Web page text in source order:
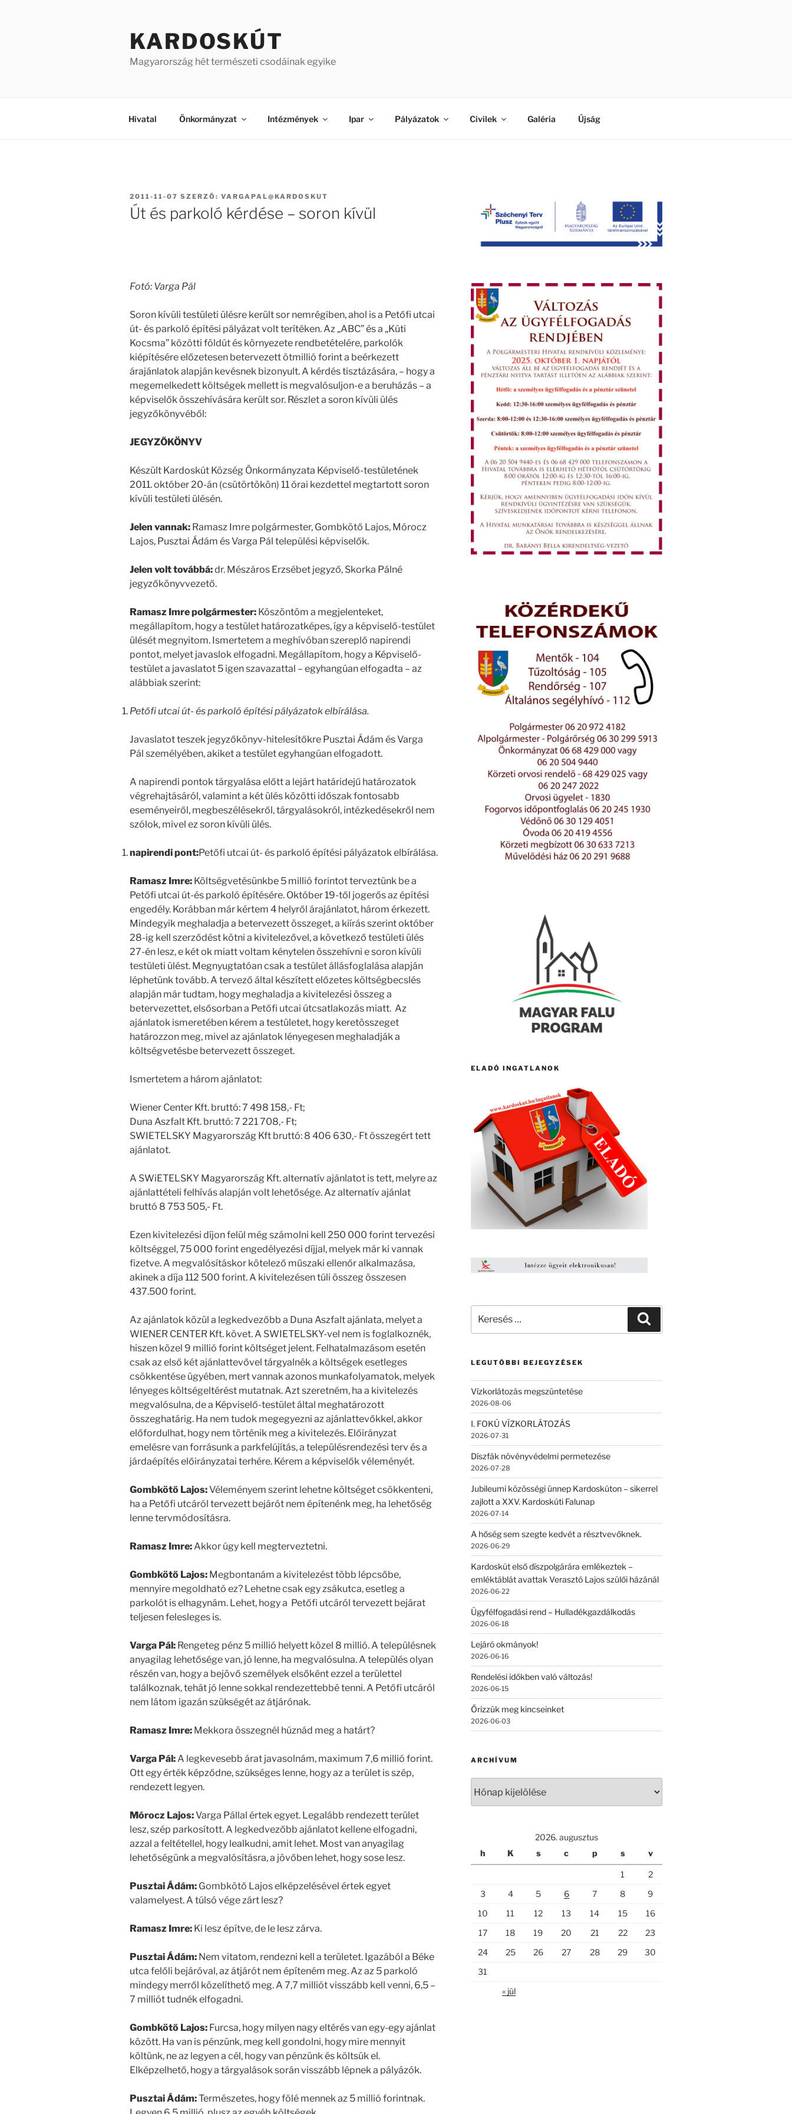
KARDOSKÚT
Magyarország hét természeti csodáinak egyike
Hivatal Önkormányzat Intézmények Ipar Pályázatok Civilek Galéria Újság
BEKÜLDVE:
2011-11-07 SZERZŐ: VARGAPAL@KARDOSKUT
Út és parkoló kérdése – soron kívül
Fotó: Varga Pál
Soron kívüli testületi ülésre került sor nemrégiben, ahol is a Petőfi utcai
út- és parkoló építési pályázat volt terítéken. Az „ABC” és a „Kúti
Kocsma” közötti földút és környezete rendbetételére, parkolók
kiépítésére előzetesen betervezett ötmillió forint a beérkezett
árajánlatok alapján kevésnek bizonyult. A kérdés tisztázására, – hogy a
megemelkedett költségek mellett is megvalósuljon-e a beruházás – a
képviselők összehívására került sor. Részlet a soron kívüli ülés
jegyzőkönyvéből:
JEGYZŐKÖNYV
Készült Kardoskút Község Önkormányzata Képviselő-testületének
2011. október 20-án (csütörtökön) 11 órai kezdettel megtartott soron
kívüli testületi ülésén.
Jelen vannak: Ramasz Imre polgármester, Gombkötő Lajos, Mórocz
Lajos, Pusztai Ádám és Varga Pál települési képviselők.
Jelen volt továbbá:dr. Mészáros Erzsébet jegyző, Skorka Pálné
jegyzőkönyvvezető.
Ramasz Imre polgármester: Köszöntöm a megjelenteket,
megállapítom, hogy a testület határozatképes, így a képviselő-testület
ülését megnyitom. Ismertetem a meghívóban szereplő napirendi
pontot, melyet javaslok elfogadni. Megállapítom, hogy a Képviselő-
testület a javaslatot 5 igen szavazattal – egyhangúan elfogadta – az
alábbiak szerint:
Petőfi utcai út- és parkoló építési pályázatok elbírálása.
Javaslatot teszek jegyzőkönyv-hitelesítőkre Pusztai Ádám és Varga
Pál személyében, akiket a testület egyhangúan elfogadott.
A napirendi pontok tárgyalása előtt a lejárt határidejű határozatok
végrehajtásáról, valamint a két ülés közötti időszak fontosabb
eseményeiről, megbeszélésekről, tárgyalásokról, intézkedésekről nem
szólok, mivel ez soron kívüli ülés.
napirendi pont:Petőfi utcai út- és parkoló építési pályázatok elbírálása.
Ramasz Imre: Költségvetésünkbe 5 millió forintot terveztünk be a
Petőfi utcai út-és parkoló építésére. Október 19-től jogerős az építési
engedély. Korábban már kértem 4 helyről árajánlatot, három érkezett.
Mindegyik meghaladja a betervezett összeget, a kiírás szerint október
28-ig kell szerződést kötni a kivitelezővel, a következő testületi ülés
27-én lesz, e két ok miatt voltam kénytelen összehívni e soron kívüli
testületi ülést. Megnyugtatóan csak a testület állásfoglalása alapján
léphetünk tovább. A tervező által készített előzetes költségbecslés
alapján már tudtam, hogy meghaladja a kivitelezési összeg a
betervezettet, elsősorban a Petőfi utcai útcsatlakozás miatt. Az
ajánlatok ismeretében kérem a testületet, hogy keretösszeget
határozzon meg, mivel az ajánlatok lényegesen meghaladják a
költségvetésbe betervezett összeget.
Ismertetem a három ajánlatot:
Wiener Center Kft. bruttó: 7 498 158,- Ft;
Duna Aszfalt Kft. bruttó: 7 221 708,- Ft;
SWIETELSKY Magyarország Kft bruttó: 8 406 630,- Ft összegért tett
ajánlatot.
A SWiETELSKY Magyarország Kft. alternatív ajánlatot is tett, melyre az
ajánlattételi felhívás alapján volt lehetősége. Az alternatív ajánlat
bruttó 8 753 505,- Ft.
Ezen kivitelezési díjon felül még számolni kell 250 000 forint tervezési
költséggel, 75 000 forint engedélyezési díjjal, melyek már ki vannak
fizetve. A megvalósításkor kötelező műszaki ellenőr alkalmazása,
akinek a díja 112 500 forint. A kivitelezésen túli összeg összesen
437.500 forint.
Az ajánlatok közül a legkedvezőbb a Duna Aszfalt ajánlata, melyet a
WIENER CENTER Kft. követ. A SWIETELSKY-vel nem is foglalkoznék,
hiszen közel 9 millió forint költséget jelent. Felhatalmazásom esetén
csak az első két ajánlattevővel tárgyalnék a költségek esetleges
csökkentése ügyében, mert vannak azonos munkafolyamatok, melyek
lényeges költségeltérést mutatnak. Azt szeretném, ha a kivitelezés
megvalósulna, de a Képviselő-testület által meghatározott
összeghatárig. Ha nem tudok megegyezni az ajánlattevőkkel, akkor
előfordulhat, hogy nem történik meg a kivitelezés. Előirányzat
emelésre van forrásunk a parkfelújítás, a településrendezési terv és a
járdaépítés előirányzatai terhére. Kérem a képviselők véleményét.
Gombkötő Lajos:Véleményem szerint lehetne költséget csökkenteni,
ha a Petőfi utcáról tervezett bejárót nem építenénk meg, ha lehetőség
lenne tervmódosításra.
Ramasz Imre:Akkor úgy kell megterveztetni.
Gombkötő Lajos: Megbontanám a kivitelezést több lépcsőbe,
mennyire megoldható ez? Lehetne csak egy zsákutca, esetleg a
parkolót is elhagynám. Lehet, hogy a Petőfi utcáról tervezett bejárat
teljesen felesleges is.
Varga Pál: Rengeteg pénz 5 millió helyett közel 8 millió. A településnek
anyagilag lehetősége van, jó lenne, ha megvalósulna. A település olyan
részén van, hogy a bejövő személyek elsőként ezzel a területtel
találkoznak, tehát jó lenne sokkal rendezettebbé tenni. A Petőfi utcáról
nem látom igazán szükségét az átjárónak.
Ramasz Imre: Mekkora összegnél húznád meg a határt?
Varga Pál:A legkevesebb árat javasolnám, maximum 7,6 millió forint.
Ott egy érték képződne, szükséges lenne, hogy az a terület is szép,
rendezett legyen.
Mórocz Lajos:Varga Pállal értek egyet. Legalább rendezett terület
lesz, szép parkosított. A legkedvezőbb ajánlatot kellene elfogadni,
azzal a feltétellel, hogy lealkudni, amit lehet. Most van anyagilag
lehetőségünk a megvalósításra, a jövőben lehet, hogy sose lesz.
Pusztai Ádám: Gombkötő Lajos elképzelésével értek egyet
valamelyest. A túlsó vége zárt lesz?
Ramasz Imre: Ki lesz építve, de le lesz zárva.
Pusztai Ádám: Nem vitatom, rendezni kell a területet. Igazából a Béke
utca felőli bejáróval, az átjárót nem építeném meg. Az az 5 parkoló
mindegy merről közelíthető meg. A 7,7 milliót visszább kell venni, 6,5 –
7 milliót tudnék elfogadni.
Gombkötő Lajos: Furcsa, hogy milyen nagy eltérés van egy-egy ajánlat
között. Ha van is pénzünk, meg kell gondolni, hogy mire mennyit
költünk, ne az legyen a cél, hogy van pénzünk és költsük el.
Elképzelhető, hogy a tárgyalások során visszább lépnek a pályázók.
Pusztai Ádám:Természetes, hogy fölé mennek az 5 millió forintnak.
ELADÓ INGATLANOK
következő
LEGUTÓBBI BEJEGYZÉSEK
Vízkorlátozás megszüntetése
2026-08-06
I. FOKÚ VÍZKORLÁTOZÁS
2026-07-31
Díszfák növényvédelmi permetezése
2026-07-28
Jubileumi közösségi ünnep Kardoskúton – sikerrel
zajlott a XXV. Kardoskúti Falunap
2026-07-14
A hőség sem szegte kedvét a résztvevőknek.
2026-06-29
Kardoskút első díszpolgárára emlékeztek –
emléktáblát avattak Verasztó Lajos szülői házánál
2026-06-22
Ügyfélfogadási rend – Hulladékgazdálkodás
2026-06-18
Lejáró okmányok!
2026-06-16
Rendelési időkben való változás!
2026-06-15
Őrizzük meg kincseinket
2026-06-03
ARCHÍVUM
2026. augusztus
h
K s c p s v
1
2
3
4 5 6 7 8
9
10
11 12 13 14 15
16
17
18 19 20 21 22
23
24
25 26 27 28 29
30
31
« júl